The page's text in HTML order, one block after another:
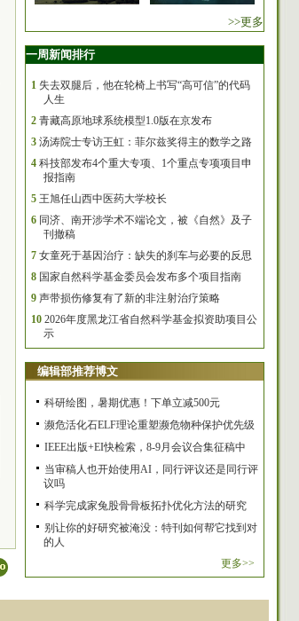
>>更多
一周新闻排行
1 失去双腿后，他在轮椅上书写“高可信”的代码
人生
2 青藏高原地球系统模型1.0版在京发布
3 汤涛院士专访王虹：菲尔兹奖得主的数学之路
4 科技部发布4个重大专项、1个重点专项项目申
报指南
5 王旭任山西中医药大学校长
6 同济、南开涉学术不端论文，被《自然》及子
刊撤稿
7 女童死于基因治疗：缺失的刹车与必要的反思
8 国家自然科学基金委员会发布多个项目指南
9 声带损伤修复有了新的非注射治疗策略
10 2026年度黑龙江省自然科学基金拟资助项目公
示
编辑部推荐博文
科研绘图，暑期优惠！下单立减500元
濒危活化石ELF理论重塑濒危物种保护优先级
IEEE出版+EI快检索，8-9月会议合集征稿中
当审稿人也开始使用AI，同行评议还是同行评
议吗
科学完成家兔股骨骨板拓扑优化方法的研究
别让你的好研究被淹没：特刊如何帮它找到对
的人
更多>>